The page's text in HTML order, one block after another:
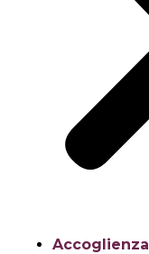
Accoglienza